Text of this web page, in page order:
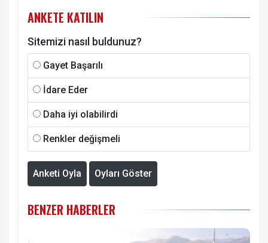
ANKETE KATILIN
Sitemizi nasıl buldunuz?
Gayet Başarılı
İdare Eder
Daha iyi olabilirdi
Renkler değişmeli
Anketi Oyla Oyları Göster
BENZER HABERLER